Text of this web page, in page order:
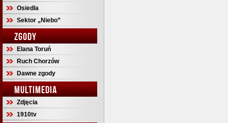
Osiedla
Sektor „Niebo”
ZGODY
Elana Toruń
Ruch Chorzów
Dawne zgody
MULTIMEDIA
Zdjęcia
1910tv